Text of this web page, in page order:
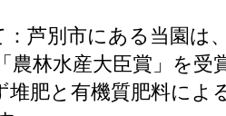
芦別市にある当園は
林水産大臣賞」を受
堆肥と有機質肥料に